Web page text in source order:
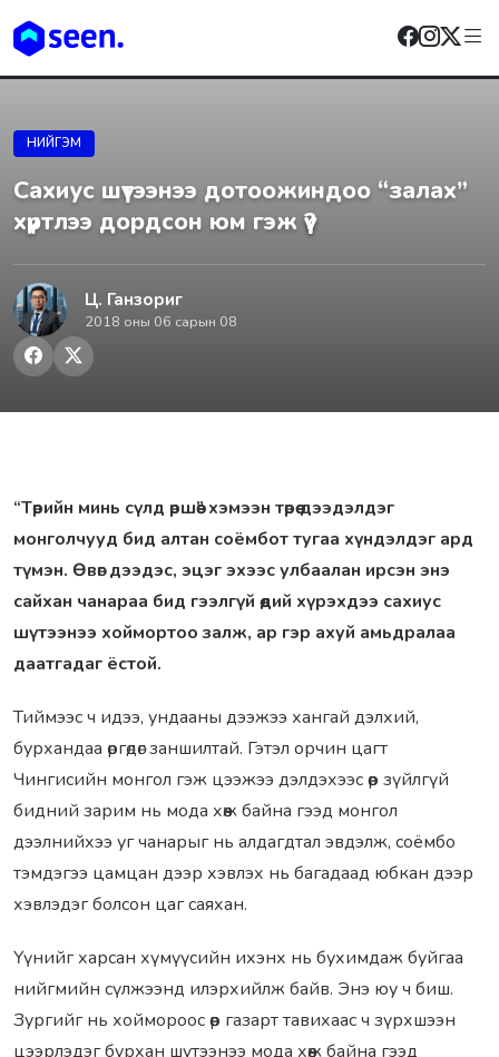
НИЙГЭМ
Сахиус шүтээнээ дотоожиндоо “залах”
хүртлээ дордсон юм гэж үү?
Ц. Ганзориг
2018 оны 06 сарын 08
“Төрийн минь сүлд өршөө” хэмээн төрөө дээдэлдэг
монголчууд бид алтан соёмбот тугаа хүндэлдэг ард
түмэн. Өвөг дээдэс, эцэг эхээс улбаалан ирсэн энэ
сайхан чанараа бид гээлгүй өдий хүрэхдээ сахиус
шүтээнээ хоймортоо залж, ар гэр ахуй амьдралаа
даатгадаг ёстой.
Тиймээс ч идээ, ундааны дээжээ хангай дэлхий,
бурхандаа өргөдөг заншилтай. Гэтэл орчин цагт
Чингисийн монгол гэж цээжээ дэлдэхээс өөр зүйлгүй
бидний зарим нь мода хөөж байна гээд монгол
дээлнийхээ уг чанарыг нь алдагдтал эвдэлж, соёмбо
тэмдэгээ цамцан дээр хэвлэх нь багадаад юбкан дээр
хэвлэдэг болсон цаг саяхан.
Үүнийг харсан хүмүүсийн ихэнх нь бухимдаж буйгаа
нийгмийн сүлжээнд илэрхийлж байв. Энэ юу ч биш.
Зургийг нь хоймороос өөр газарт тавихаас ч зүрхшээн
цээрлэдэг бурхан шүтээнээ мода хөөж байна гээд